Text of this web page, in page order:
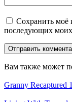
Сохранить моё
последующих
Вам также может
Granny